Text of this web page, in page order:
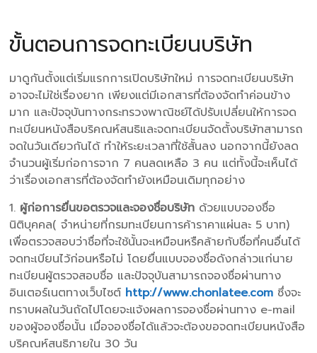
ขั้นตอนการจดทะเบียนบริษัท
มาดูกันตั้งแต่เริ่มแรกการเปิดบริษัทใหม่ การจดทะเบียนบริษัท
อาจจะไม่ใช่เรื่องยาก เพียงแต่มีเอกสารที่ต้องจัดทำค่อนข้าง
มาก และปัจจุบันทางกระทรวงพาณิชย์ได้ปรับเปลี่ยนให้การจด
ทะเบียนหนังสือบริคณห์สนธิและจดทะเบียนจัดตั้งบริษัทสามารถ
จดในวันเดียวกันได้ ทำให้ระยะเวลาที่ใช้สั้นลง นอกจากนี้ยังลด
จำนวนผู้เริ่มก่อการจาก 7 คนลดเหลือ 3 คน แต่ทั้งนี้จะเห็นได้
ว่าเรื่องเอกสารที่ต้องจัดทำยังเหมือนเดิมทุกอย่าง
1. ผู้ก่อการยื่นขอตรวจและจองชื่อบริษัท ด้วยแบบจองชื่อ
นิติบุคคล( จำหน่ายที่กรมทะเบียนการค้าราคาแผ่นละ 5 บาท)
เพื่อตรวจสอบว่าชื่อที่จะใช้นั้นจะเหมือนหรืคล้ายกับชื่อที่คนอื่นได้
จดทะเบียนไว้ก่อนหรือไม่ โดยยื่นแบบจองชื่อดังกล่าวแก่นาย
ทะเบียนผู้ตรวจสอบชื่อ และปัจจุบันสามารถจองชื่อผ่านทาง
อินเตอร์เนตทางเว็บไซต์ http://www.chonlatee.com ซึ่งจะ
ทราบผลในวันถัดไปโดยจะแจ้งผลการจองชื่อผ่านทาง e-mail
ของผู้จองชื่อนั้น เมื่อจองชื่อได้แล้วจะต้องขอจดทะเบียนหนังสือ
บริคณห์สนธิภายใน 30 วัน